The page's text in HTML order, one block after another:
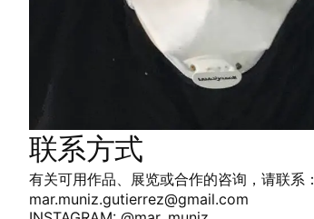
联系方式
有关可用作品、展览或合作的咨询，请联系：
mar.muniz.gutierrez@gmail.com